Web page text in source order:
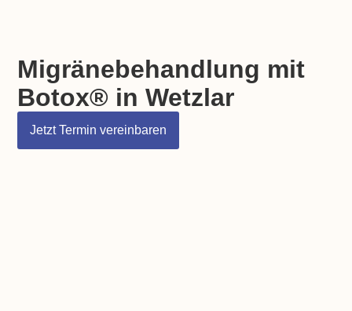
Migränebehandlung mit
Botox® in Wetzlar
Jetzt Termin vereinbaren